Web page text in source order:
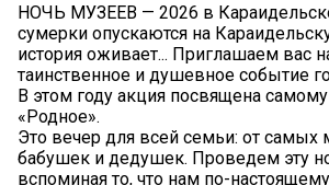
НОЧЬ МУЗЕЕВ — 2026 в
сумерки опускаются на
история оживает... Приглашаем вас
таинственное и душевное событие
В этом году акция посвящена
«Родное».
Это вечер для всей семьи: от самых
бабушек и дедушек. Проведем эту
вспоминая то, что нам по-